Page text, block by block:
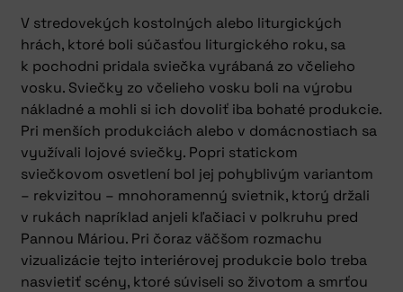
V stredovekých kostolných alebo liturgických
hrách, ktoré boli súčasťou liturgického roku, sa
k pochodni pridala sviečka vyrábaná zo včelieho
vosku. Sviečky zo včelieho vosku boli na výrobu
nákladné a mohli si ich dovoliť iba bohaté produkcie.
Pri menších produkciách alebo v domácnostiach sa
využívali lojové sviečky. Popri statickom
sviečkovom osvetlení bol jej pohyblivým variantom
– rekvizitou – mnohoramenný svietnik, ktorý držali
v rukách napríklad anjeli kľačiaci v polkruhu pred
Pannou Máriou. Pri čoraz väčšom rozmachu
vizualizácie tejto interiérovej produkcie bolo treba
nasvietiť scény, ktoré súviseli so životom a smrťou